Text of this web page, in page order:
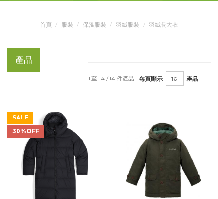
首頁 服裝 保溫服裝 羽絨服裝 羽絨長大衣
產品
每頁顯示 產品
1 至 14 / 14 件產品
SALE
30%OFF